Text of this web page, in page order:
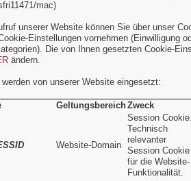
mac)
unserer Website können Sie über unser
Einstellungen vornehmen (Einwilligung
Die von Ihnen gesetzten Cookie-
ändern.
von unserer Website eingesetzt:
GeltungsbereichZweck
Website-Domain
Session
Technisch
relevanter
Session Cookie
für die Website-
Funktionalität.